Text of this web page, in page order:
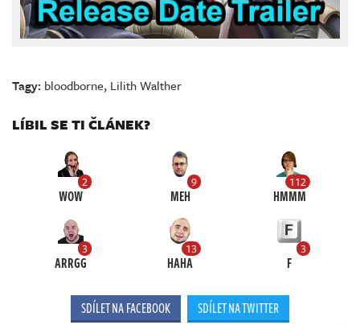
Tagy: bloodborne, Lilith Walther
LÍBIL SE TI ČLÁNEK?
2
WOW
9
MEH
112
HMMM
3
ARRGG
13
HAHA
3
F
SDÍLET NA FACEBOOK SDÍLET NA TWITTER